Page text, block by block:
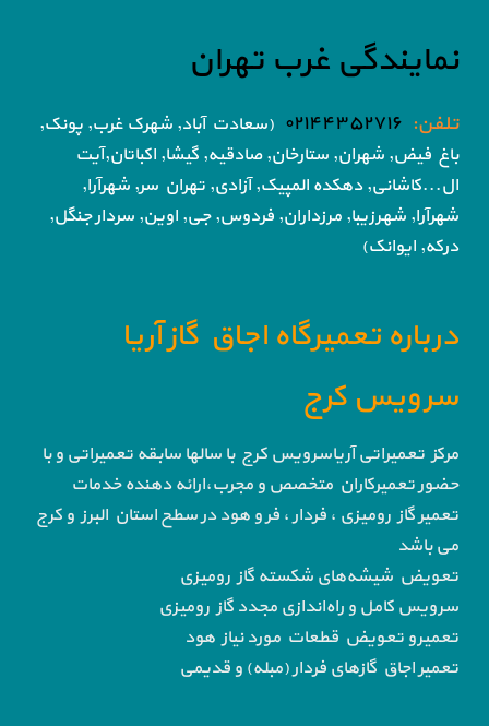
نمایندگی غرب تهران
تلفن: ۰۲۱۴۴۳۵۲۷۱۶ (سعادت آباد, شهرک غرب, پونک,
باغ فیض, شهران, ستارخان, صادقیه, گیشا, اکباتان,آیت
ال...کاشانی, دهکده المپیک, آزادی, تهران سر, شهرآرا,
شهرآرا, شهرزیبا, مرزداران, فردوس, جی, اوین, سردار جنگل,
درکه, ایوانک)
درباره تعمیرگاه اجاق گاز آریا
سرویس کرج
مرکز تعمیراتی آریاسرویس کرج با سالها سابقه تعمیراتی و با
حضور تعمیرکاران متخصص و مجرب،ارائه دهنده خدمات
تعمیر گاز رومیزی ، فردار ، فر و هود در سطح استان البرز و کرج
می باشد
تعویض شیشه‌های شکسته گاز رومیزی
سرویس کامل و راه‌اندازی مجدد گاز رومیزی
تعمیرو تعویض قطعات مورد نیاز هود
تعمیر اجاق گاز‌های فردار (مبله) و قدیمی